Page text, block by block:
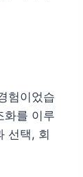
험이었습
화를 이루
선택, 회